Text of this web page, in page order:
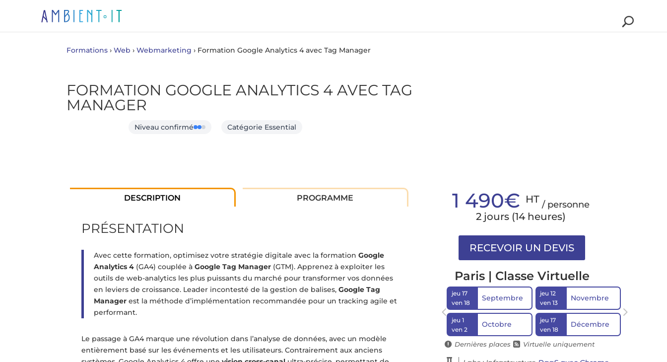
Formations ›Web ›Webmarketing › Formation Google Analytics 4 avec Tag Manager
FORMATION GOOGLE ANALYTICS 4 AVEC TAG
MANAGER
Niveau confirmé Catégorie Essential
DESCRIPTION PROGRAMME
PRÉSENTATION
Avec cette formation, optimisez votre stratégie digitale avec la formationGoogle
Analytics 4 (GA4) couplée àGoogle Tag Manager (GTM). Apprenez à exploiter les
outils de web-analytics les plus puissants du marché pour transformer vos données
en leviers de croissance. Leader incontesté de la gestion de balises,Google Tag
Manager est la méthode d’implémentation recommandée pour un tracking agile et
performant.
Le passage à GA4 marque une révolution dans l’analyse de données, avec un modèle
entièrement basé sur les événements et les utilisateurs. Contrairement aux anciens
1 490€ HT / personne
2 jours (14 heures)
Paris | Classe Virtuelle
jeu 17
ven 18
Septembre
jeu 1
ven 2
Octobre
jeu 12
ven 13
Novembre
jeu 17
ven 18
Décembre
 Dernières places  Virtuelle uniquement